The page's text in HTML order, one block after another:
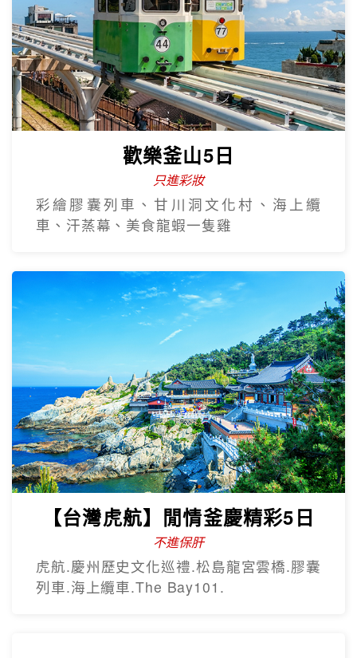
歡樂釜山5日
只進彩妝
彩繪膠囊列車、甘川洞文化村、海上纜
車、汗蒸幕、美食龍蝦一隻雞
【台灣虎航】閒情釜慶精彩5日
不進保肝
虎航.慶州歷史文化巡禮.松島龍宮雲橋.膠囊
列車.海上纜車.The Bay101.